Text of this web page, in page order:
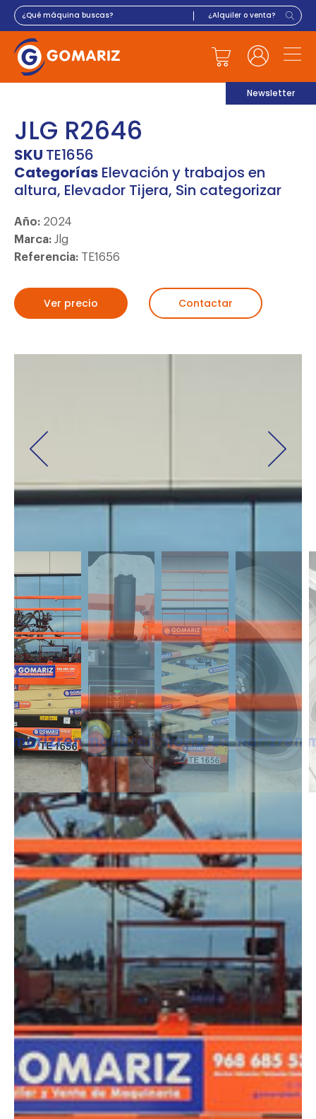
Newsletter
JLG R2646
SKU TE1656
Categorías Elevación y trabajos en
altura, Elevador Tijera, Sin categorizar
Año: 2024
Marca: Jlg
Referencia: TE1656
Ver precio Contactar
DESCRIPCIÓN
Las Tijeras Eléctricas están diseñadas para trabajar en interior, alcanzan
una altura desde los 5m a los 26,5m. Se caracterizan por llevas ruedas
anti-huellas y plataforma extensible, lo que permite ampliar la zona de
trabajo.
DIMENSIONES
Altura:
8 metros
Altura de trabajo:
7.92 m
Altura almacenaje:
Longitud:2.40 m
Anchura:1.17 m
Peso: 2389 kg
ESPECIFICACIONES TÉCNICAS